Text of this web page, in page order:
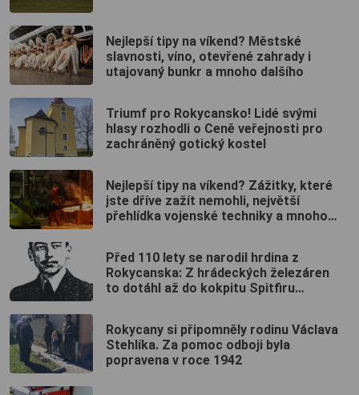
Nejlepší tipy na víkend? Městské
slavnosti, víno, otevřené zahrady i
utajovaný bunkr a mnoho dalšího
Triumf pro Rokycansko! Lidé svými
hlasy rozhodli o Ceně veřejnosti pro
zachráněný gotický kostel
Nejlepší tipy na víkend? Zážitky, které
jste dříve zažít nemohli, největší
přehlídka vojenské techniky a mnoho
Před 110 lety se narodil hrdina z
Rokycanska: Z hrádeckých železáren
to dotáhl až do kokpitu Spitfiru
Rokycany si připomněly rodinu Václava
Stehlíka. Za pomoc odboji byla
popravena v roce 1942